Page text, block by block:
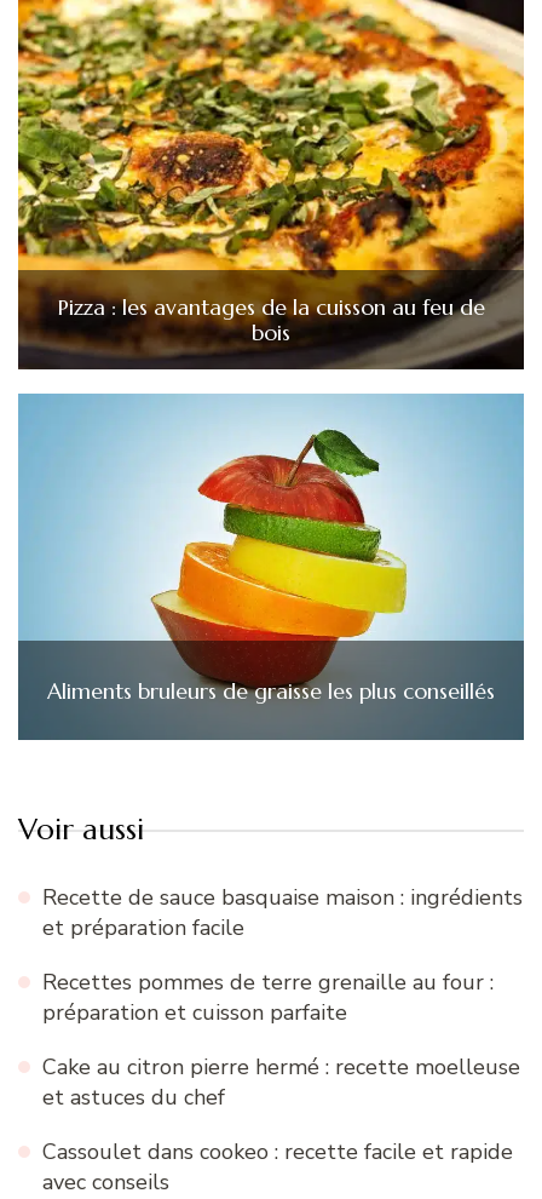
Pizza : les avantages de la cuisson au feu de
bois
Aliments bruleurs de graisse les plus conseillés
Voir aussi
Recette de sauce basquaise maison : ingrédients
et préparation facile
Recettes pommes de terre grenaille au four :
préparation et cuisson parfaite
Cake au citron pierre hermé : recette moelleuse
et astuces du chef
Cassoulet dans cookeo : recette facile et rapide
avec conseils